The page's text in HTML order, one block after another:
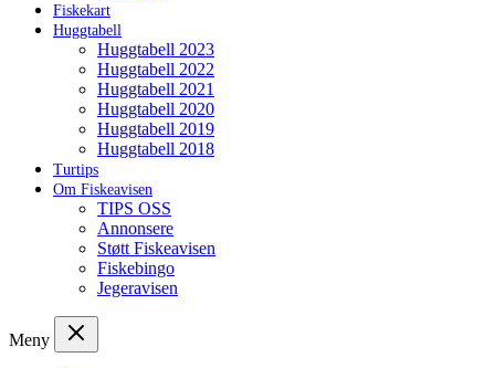
Fiskekart
Huggtabell
Huggtabell 2023
Huggtabell 2022
Huggtabell 2021
Huggtabell 2020
Huggtabell 2019
Huggtabell 2018
Turtips
Om Fiskeavisen
TIPS OSS
Annonsere
Støtt Fiskeavisen
Fiskebingo
Jegeravisen
Meny